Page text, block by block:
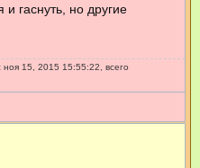
и гаснуть, но другие
ноя 15, 2015 15:55:22, всего